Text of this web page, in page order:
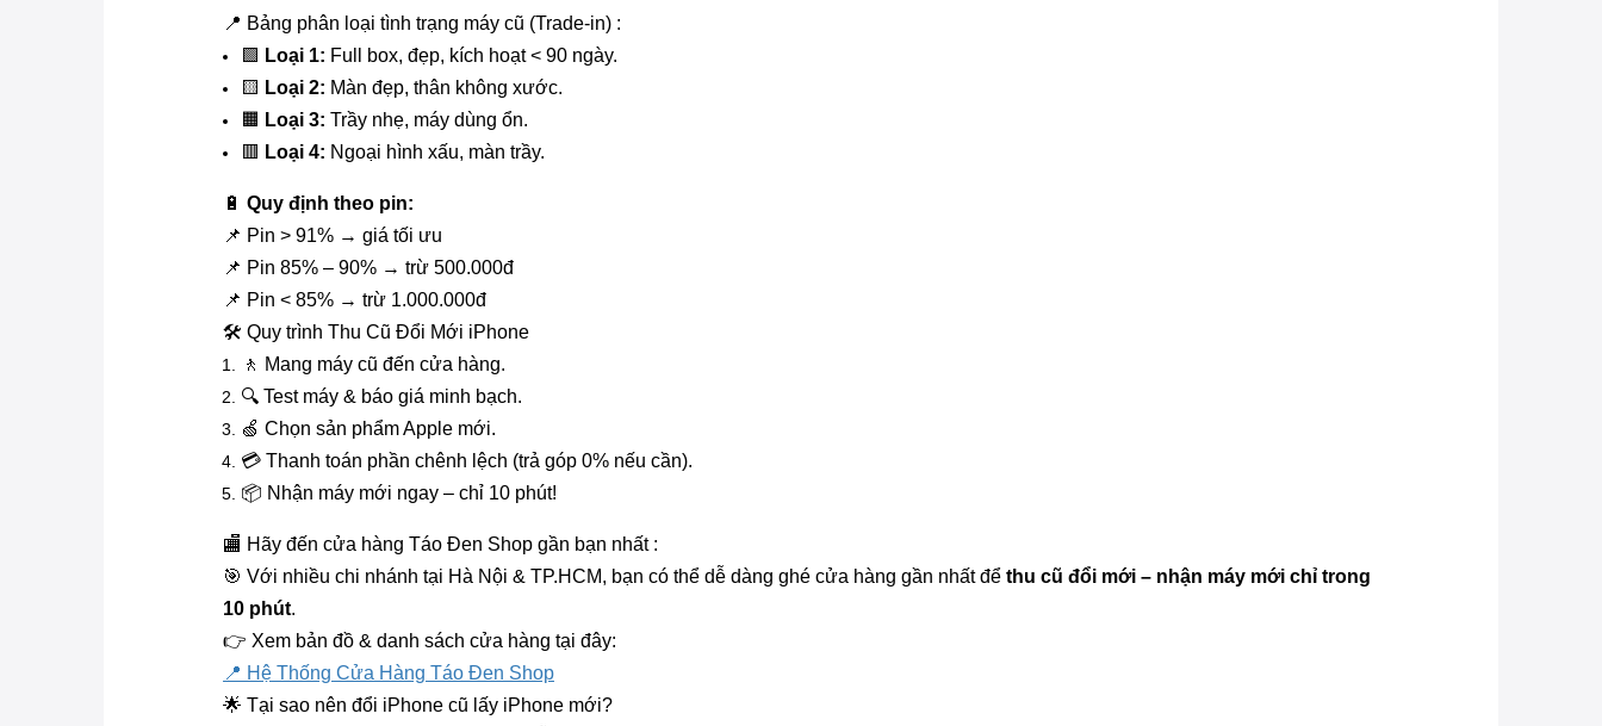
📍 Bảng phân loại tình trạng máy cũ (Trade-in) :
🟩 Loại 1: Full box, đẹp, kích hoạt < 90 ngày.
🟨 Loại 2: Màn đẹp, thân không xước.
🟧 Loại 3: Trầy nhẹ, máy dùng ổn.
🟥 Loại 4: Ngoại hình xấu, màn trầy.
🔋 Quy định theo pin:
📌 Pin > 91% → giá tối ưu
📌 Pin 85% – 90% → trừ 500.000đ
📌 Pin < 85% → trừ 1.000.000đ
🛠 Quy trình Thu Cũ Đổi Mới iPhone
🚶 Mang máy cũ đến cửa hàng.
🔍 Test máy & báo giá minh bạch.
🍏 Chọn sản phẩm Apple mới.
💳 Thanh toán phần chênh lệch (trả góp 0% nếu cần).
📦 Nhận máy mới ngay – chỉ 10 phút!
🏬 Hãy đến cửa hàng Táo Đen Shop gần bạn nhất :
🎯 Với nhiều chi nhánh tại Hà Nội & TP.HCM, bạn có thể dễ dàng ghé cửa hàng gần nhất để thu cũ đổi mới – nhận máy mới chỉ trong
10 phút.
👉 Xem bản đồ & danh sách cửa hàng tại đây:
📍 Hệ Thống Cửa Hàng Táo Đen Shop
🌟 Tại sao nên đổi iPhone cũ lấy iPhone mới?